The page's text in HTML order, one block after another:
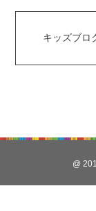
キッズブロ
@